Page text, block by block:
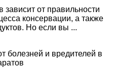
зависит от правильности
консервации, а также
Но если вы ...
болезней и вредителей в